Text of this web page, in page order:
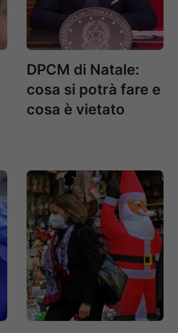
DPCM di Natale:
cosa si potrà fare e
cosa è vietato